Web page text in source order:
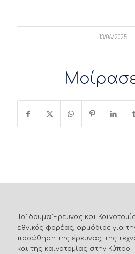
13/06/2025
Το Ίδρυμα Έρευνας και
εθνικός φορέας, αρμόδιος για
προώθηση της έρευνας, της
και της καινοτομίας στην Κύπρο.